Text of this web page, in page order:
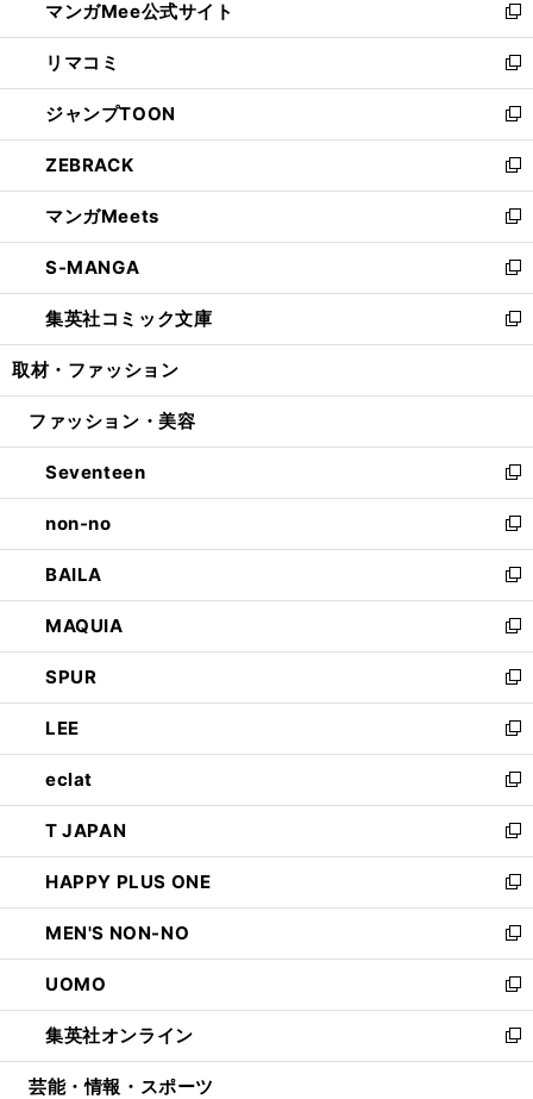
く
ド
ウ
で
開
く
ィ
ン
ド
ウ
で
開
く
い
ウ
ィ
ン
ド
ウ
で
開
く
マンガMee公式サイト
新
し
い
ウ
ィ
ン
ド
ウ
で
開
く
リマコミ
新
し
い
ウ
ィ
ン
ド
ウ
で
開
く
ジャンプTOON
新
し
い
ウ
ィ
ン
ド
ウ
で
開
ZEBRACK
新
し
い
ウ
ィ
ン
ド
ウ
開
マンガMeets
新
し
い
ウ
ィ
ン
ウ
開
く
S-MANGA
新
し
い
ウ
ン
ウ
で
開
く
集英社コミック文庫
新
し
ウ
ン
ド
ウ
で
開
く
取材・ファッション
ファッション・美容
Seventeen
新
し
い
ウ
ィ
ン
ド
ウ
で
開
く
non-no
新
し
い
ウ
ィ
ン
ド
ウ
で
開
く
BAILA
新
し
い
ウ
ィ
ン
ド
ウ
で
開
く
MAQUIA
新
し
い
ウ
ィ
ン
ド
ウ
で
開
く
SPUR
新
し
い
ウ
ィ
ン
ド
ウ
で
開
く
LEE
新
し
い
ウ
ィ
ン
ド
ウ
で
開
く
eclat
新
し
い
ウ
ィ
ン
ド
ウ
で
開
く
T JAPAN
新
し
い
ウ
ィ
ン
ド
ウ
で
開
HAPPY PLUS ONE
新
し
い
ウ
ィ
ン
ド
ウ
MEN'S NON-NO
新
し
い
ウ
ィ
ン
UOMO
新
し
い
ウ
集英社オンライン
新
し
芸能・情報・スポーツ